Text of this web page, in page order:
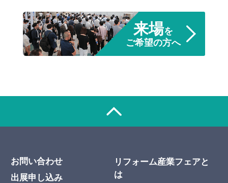
来場を
ご希望の方へ
お問い合わせ
出展申し込み
リフォーム産業フェアと
は